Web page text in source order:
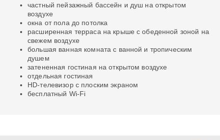
частный пейзажный бассейн и душ на открытом
воздухе
окна от пола до потолка
расширенная терраса на крыше с обеденной зоной на
свежем воздухе
большая ванная комната с ванной и тропическим
душем
затененная гостиная на открытом воздухе
отдельная гостиная
HD-телевизор с плоским экраном
бесплатный Wi-Fi